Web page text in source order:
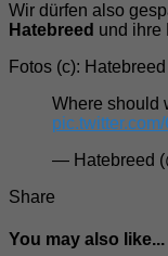
Wir dürfen also
Hatebreed und ihre
Fotos (c): Hatebreed
Where should
— Hatebreed
Share
You may also like...